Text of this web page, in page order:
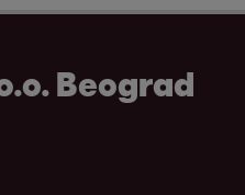
Beograd